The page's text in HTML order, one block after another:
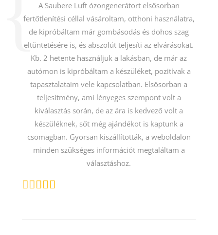
A Saubere Luft ózongenerátort elsősorban
fertőtlenítési céllal vásároltam, otthoni használatra,
de kipróbáltam már gombásodás és dohos szag
eltüntetésére is, és abszolút teljesíti az elvárásokat.
Kb. 2 hetente használjuk a lakásban, de már az
autómon is kipróbáltam a készüléket, pozitívak a
tapasztalataim vele kapcsolatban. Elsősorban a
teljesítmény, ami lényeges szempont volt a
kiválasztás során, de az ára is kedvező volt a
készüléknek, sőt még ajándékot is kaptunk a
csomagban. Gyorsan kiszállították, a weboldalon
minden szükséges információt megtaláltam a
választáshoz.